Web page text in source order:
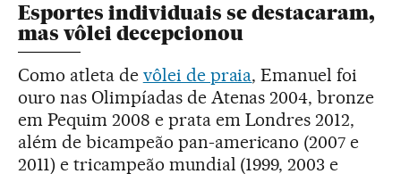
Esportes individuais se destacaram,
mas vôlei decepcionou
Como atleta de vôlei de praia, Emanuel foi
ouro nas Olimpíadas de Atenas 2004, bronze
em Pequim 2008 e prata em Londres 2012,
além de bicampeão pan-americano (2007 e
2011) e tricampeão mundial (1999, 2003 e